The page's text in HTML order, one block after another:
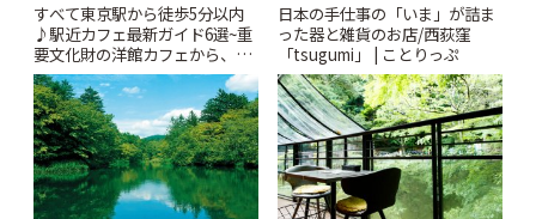
すべて東京駅から徒歩5分以内
♪駅近カフェ最新ガイド6選~重
要文化財の洋館カフェから、改
札すぐのレトロ喫茶まで~ | こと
りっぷ
日本の手仕事の「いま」が詰ま
った器と雑貨のお店/西荻窪
「tsugumi」 | ことりっぷ